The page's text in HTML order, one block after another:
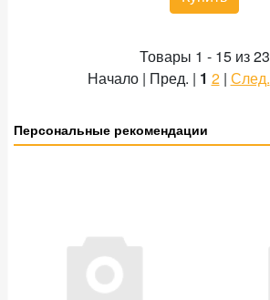
Товары 1 - 15 из 23
Начало | Пред. | 1 2| След.
Персональные рекомендации